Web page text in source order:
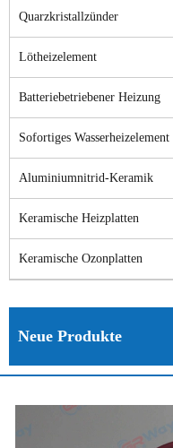
Quarzkristallzünder
Lötheizelement
Batteriebetriebener Heizung
Sofortiges Wasserheizelement
Aluminiumnitrid-Keramik
Keramische Heizplatten
Keramische Ozonplatten
Neue Produkte